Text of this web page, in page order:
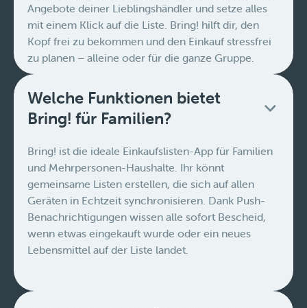
Angebote deiner Lieblingshändler und setze alles
mit einem Klick auf die Liste. Bring! hilft dir, den
Kopf frei zu bekommen und den Einkauf stressfrei
zu planen – alleine oder für die ganze Gruppe.
Welche Funktionen bietet
Bring! für Familien?
Bring! ist die ideale Einkaufslisten-App für Familien
und Mehrpersonen-Haushalte. Ihr könnt
gemeinsame Listen erstellen, die sich auf allen
Geräten in Echtzeit synchronisieren. Dank Push-
Benachrichtigungen wissen alle sofort Bescheid,
wenn etwas eingekauft wurde oder ein neues
Lebensmittel auf der Liste landet.